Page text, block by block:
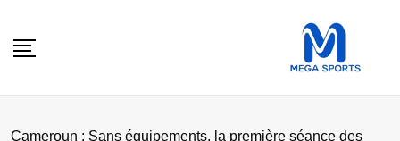
Cameroun : Sans équipements, la première séance des